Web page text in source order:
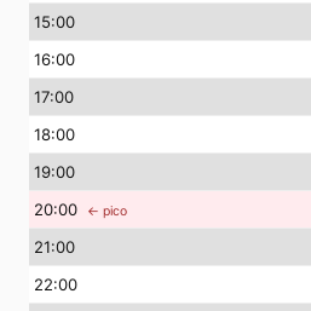
15:00
16:00
17:00
18:00
19:00
20:00 ← pico
21:00
22:00